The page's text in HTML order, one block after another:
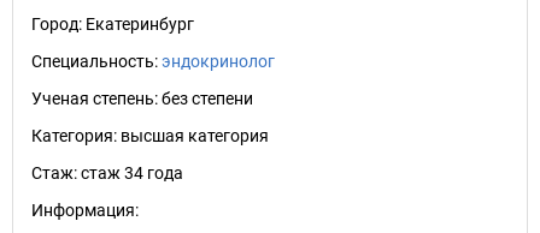
Город: Екатеринбург
Специальность:эндокринолог
Ученая степень:без степени
Категория: высшая категория
Стаж:стаж 34 года
Информация: